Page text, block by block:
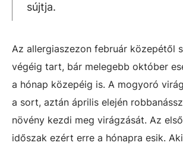
sújtja.
Az allergiaszezon február közepétől
végéig tart, bár melegebb október
a hónap közepéig is. A mogyoró
a sort, aztán április elején
növény kezdi meg virágzását. Az
időszak ezért erre a hónapra esik.